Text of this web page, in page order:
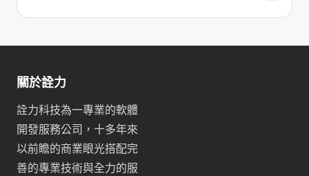
關於詮力
詮力科技為一專業的軟體
開發服務公司，十多年來
以前瞻的商業眼光搭配完
善的專業技術與全力的服